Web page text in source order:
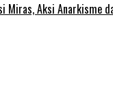
Miras, Aksi Anarkisme